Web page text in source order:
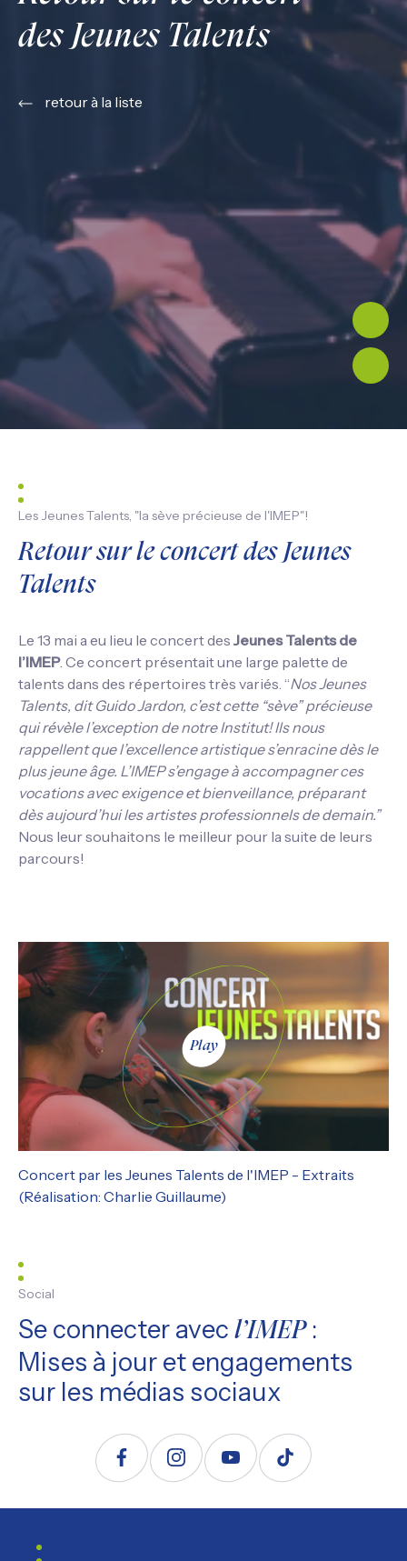
des Jeunes Talents
retour à la liste
Les Jeunes Talents, "la sève précieuse de l'IMEP"!
Retour sur le concert des Jeunes
Talents
Le 13 mai a eu lieu le concert des Jeunes Talents de
l’IMEP. Ce concert présentait une large palette de
talents dans des répertoires très variés. “Nos Jeunes
Talents, dit Guido Jardon, c’est cette “sève” précieuse
qui révèle l’exception de notre Institut! Ils nous
rappellent que l’excellence artistique s’enracine dès le
plus jeune âge. L’IMEP s’engage à accompagner ces
vocations avec exigence et bienveillance, préparant
dès aujourd’hui les artistes professionnels de demain.”
Nous leur souhaitons le meilleur pour la suite de leurs
parcours!
Play
Concert par les Jeunes Talents de l'IMEP - Extraits
(Réalisation: Charlie Guillaume)
Social
Se connecter avec l’IMEP:
Mises à jour et engagements
sur les médias sociaux